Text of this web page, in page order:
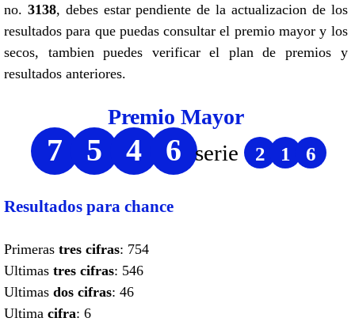
no. 3138, debes estar pendiente de la actualizacion de los
resultados para que puedas consultar el premio mayor y los
secos, tambien puedes verificar el plan de premios y
resultados anteriores.
Premio Mayor
7 5 4 6 serie 2 1 6
Resultados para chance
Primeras tres cifras: 754
Ultimas tres cifras: 546
Ultimas dos cifras: 46
Ultima cifra: 6